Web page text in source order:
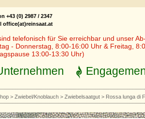
+43 (0) 2987 / 2347
office(at)reinsaat.at
telefonisch für Sie erreichbar und unser
- Donnerstag, 8:00-16:00 Uhr & Freitag,
13:00-13:30 Uhr)
> Zwiebel/Knoblauch > Zwiebelsaatgut > Rossa lunga di